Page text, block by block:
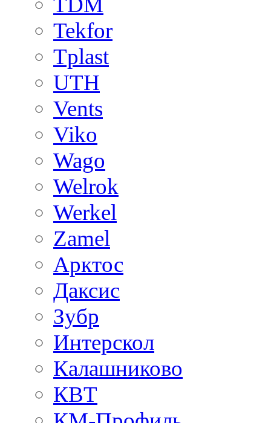
Tekfor
Tplast
UTH
Vents
Viko
Wago
Welrok
Werkel
Zamel
Арктос
Даксис
Зубр
Интерскол
Калашниково
КВТ